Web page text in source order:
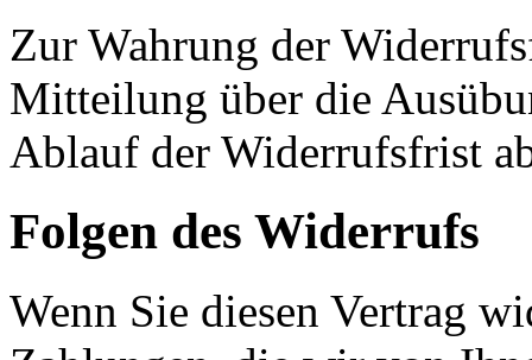
Zur Wahrung der
Mitteilung über die
Ablauf der Widerrufsfrist
Folgen des Widerrufs
Wenn Sie diesen Vertrag